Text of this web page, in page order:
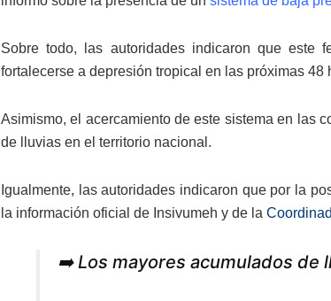
Sobre todo, las autoridades indicaron que
fortalecerse a depresión tropical en las próximas 48
Asimismo, el acercamiento de este sistema en las
de lluvias en el territorio nacional.
Igualmente, las autoridades indicaron que por la
la información oficial de Insivumeh y de la
➡️ Los mayores acumulados de